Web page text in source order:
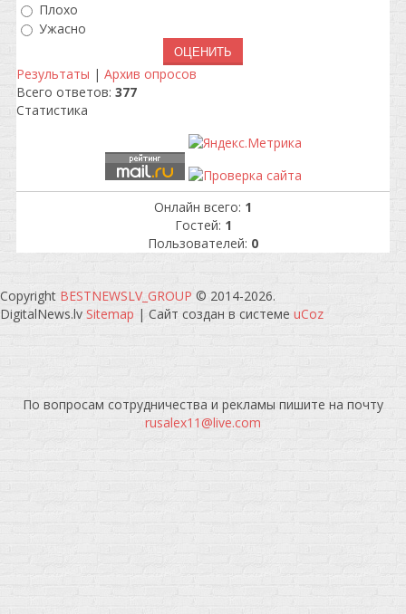
Плохо
Ужасно
Результаты | Архив опросов
Всего ответов: 377
Статистика
Онлайн всего: 1
Гостей: 1
Пользователей: 0
Copyright BESTNEWSLV_GROUP © 2014-2026.
DigitalNews.lv Sitemap | Сайт создан в системе uCoz
По вопросам сотрудничества и рекламы пишите на почту
rusalex11@live.com